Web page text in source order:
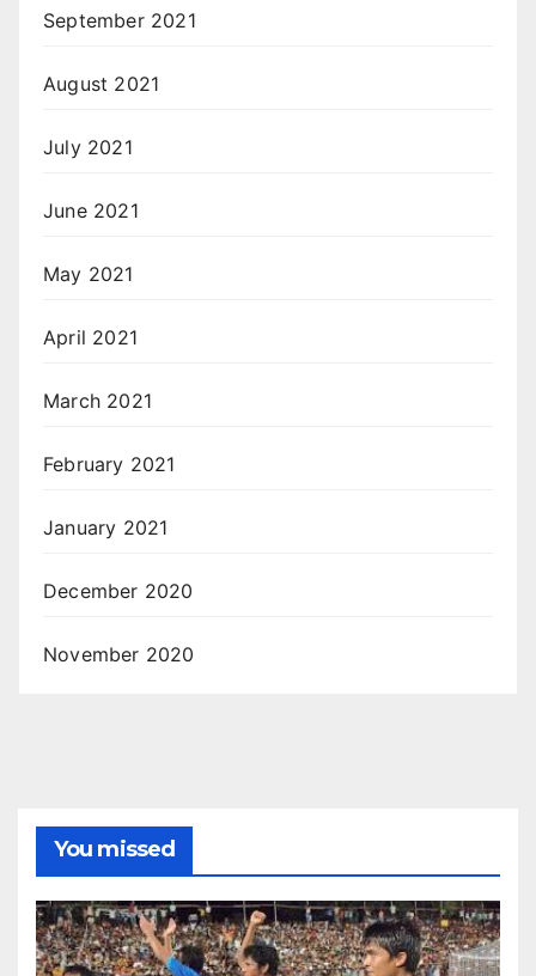
September 2021
August 2021
July 2021
June 2021
May 2021
April 2021
March 2021
February 2021
January 2021
December 2020
November 2020
You missed